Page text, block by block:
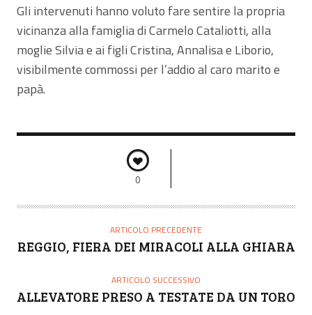
Gli intervenuti hanno voluto fare sentire la propria
vicinanza alla famiglia di Carmelo Cataliotti, alla
moglie Silvia e ai figli Cristina, Annalisa e Liborio,
visibilmente commossi per l’addio al caro marito e
papà.
0
ARTICOLO PRECEDENTE
REGGIO, FIERA DEI MIRACOLI ALLA GHIARA
ARTICOLO SUCCESSIVO
ALLEVATORE PRESO A TESTATE DA UN TORO